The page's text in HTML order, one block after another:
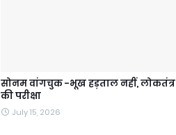
सोनम वांगचुक -भूख हड़ताल नहीं, लोकतंत्र
की परीक्षा
July 15, 2026